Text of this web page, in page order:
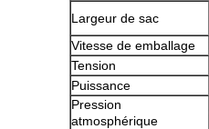
Largeur de sac
Vitesse de emballage
Tension
Puissance
Pression
atmosphérique